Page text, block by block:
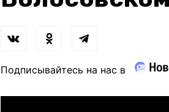
Подписывайтесь на нас в